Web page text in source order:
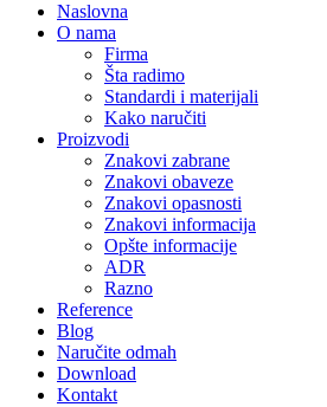
Naslovna
O nama
Firma
Šta radimo
Standardi i materijali
Kako naručiti
Proizvodi
Znakovi zabrane
Znakovi obaveze
Znakovi opasnosti
Znakovi informacija
Opšte informacije
ADR
Razno
Reference
Blog
Naručite odmah
Download
Kontakt